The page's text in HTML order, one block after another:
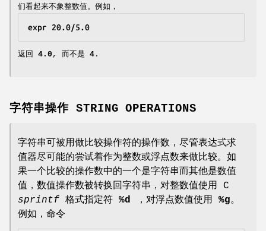
们看起来不象整数值。例如，
expr 20.0/5.0
返回 4.0 , 而不是 4 .
字符串操作 STRING OPERATIONS
字符串可被用做比较操作符的操作数，尽管表达式求
值器尽可能的尝试着作为整数或浮点数来做比较。如
果一个比较的操作数中的一个是字符串而其他是数值
值，数值操作数被转换回字符串，对整数值使用 C
sprintf 格式指定符 %d ，对浮点数值使用 %g。
例如，命令